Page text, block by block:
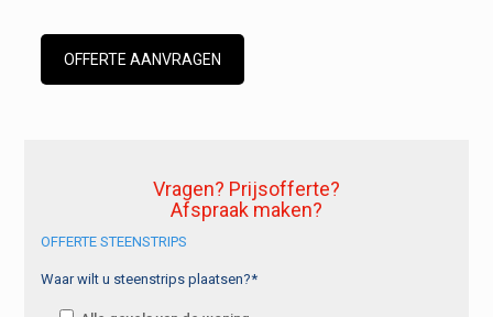
OFFERTE AANVRAGEN
Vragen? Prijsofferte?
Afspraak maken?
OFFERTE STEENSTRIPS
Waar wilt u steenstrips plaatsen?*